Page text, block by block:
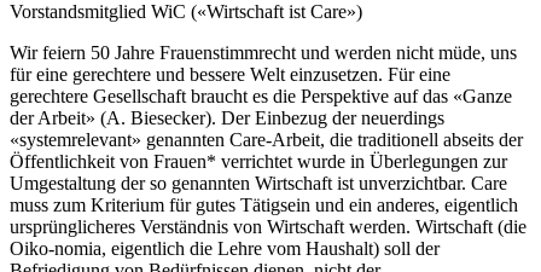
Vorstandsmitglied WiC («Wirtschaft ist Care»)
Wir feiern 50 Jahre Frauenstimmrecht und werden nicht müde, uns
für eine gerechtere und bessere Welt einzusetzen. Für eine
gerechtere Gesellschaft braucht es die Perspektive auf das «Ganze
der Arbeit» (A. Biesecker). Der Einbezug der neuerdings
«systemrelevant» genannten Care-Arbeit, die traditionell abseits der
Öffentlichkeit von Frauen* verrichtet wurde in Überlegungen zur
Umgestaltung der so genannten Wirtschaft ist unverzichtbar. Care
muss zum Kriterium für gutes Tätigsein und ein anderes, eigentlich
ursprünglicheres Verständnis von Wirtschaft werden. Wirtschaft (die
Oiko-nomia, eigentlich die Lehre vom Haushalt) soll der